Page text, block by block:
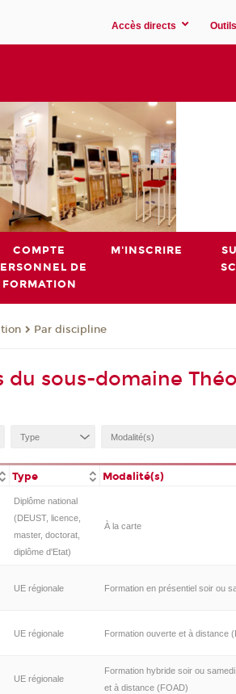
Accès directs
COMPTE
DE
FORMATION
M'INSCRIRE
Par discipline
du sous-domaine
Type Modalité(s)
Diplôme national
(DEUST, licence,
master, doctorat,
diplôme d'Etat)
À la carte
UE régionale Formation en présentiel soir ou
UE régionale Formation ouverte et à distance
UE régionale
Formation hybride soir ou
et à distance (FOAD)